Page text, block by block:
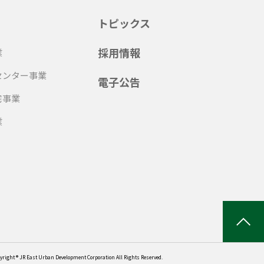
ター事業
事業
トピックス
採用情報
電子公告
® JR East Urban Development Corporation All Rights Reserved.